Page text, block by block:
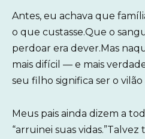
Antes, eu achava que
o que custasse.Que o
perdoar era dever.Mas
mais difícil — e mais
seu filho significa ser o
Meus pais ainda dizem a
“arruinei suas